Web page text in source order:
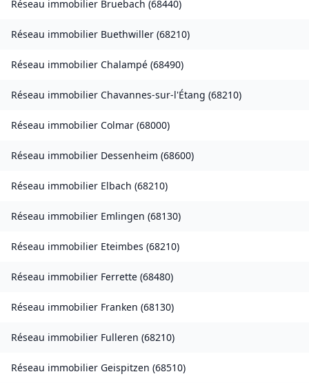
Réseau immobilier Bruebach (68440)
Réseau immobilier Buethwiller (68210)
Réseau immobilier Chalampé (68490)
Réseau immobilier Chavannes-sur-l'Étang (68210)
Réseau immobilier Colmar (68000)
Réseau immobilier Dessenheim (68600)
Réseau immobilier Elbach (68210)
Réseau immobilier Emlingen (68130)
Réseau immobilier Eteimbes (68210)
Réseau immobilier Ferrette (68480)
Réseau immobilier Franken (68130)
Réseau immobilier Fulleren (68210)
Réseau immobilier Geispitzen (68510)